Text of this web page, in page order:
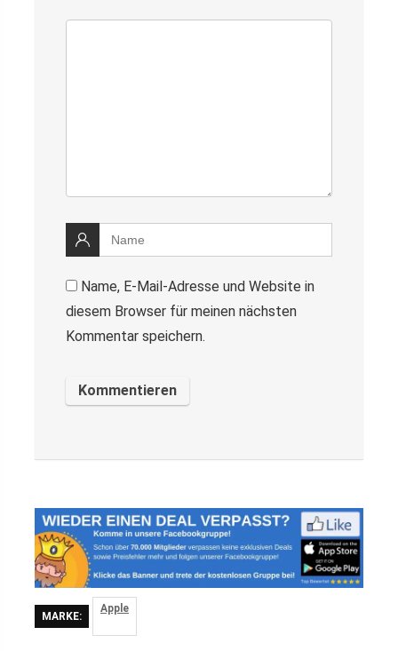
Name, E-Mail-Adresse und Website in
diesem Browser für meinen nächsten
Kommentar speichern.
MARKE:
Apple